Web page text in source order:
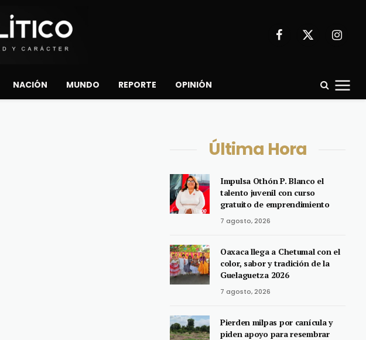
Facebook
X
NACIÓN MUNDO REPORTE OPINIÓN
Última Hora
Impulsa Othón P. Blanco el
talento juvenil con curso
gratuito de emprendimiento
7 agosto, 2026
Oaxaca llega a Chetumal con el
color, sabor y tradición de la
Guelaguetza 2026
7 agosto, 2026
Pierden milpas por canícula y
piden apoyo para resembrar